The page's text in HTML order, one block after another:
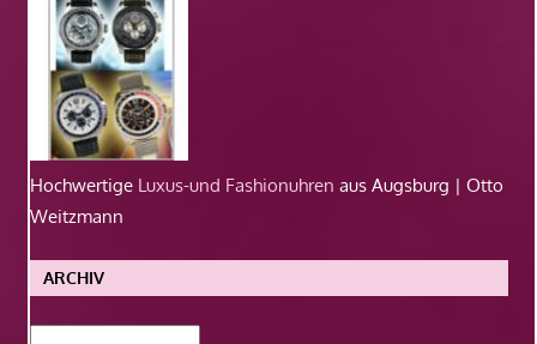
Hochwertige Luxus-und Fashionuhren aus Augsburg | Otto
Weitzmann
ARCHIV